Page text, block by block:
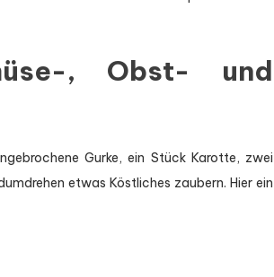
, Obst- und
Gurke, ein Stück Karotte, zwei
etwas Köstliches zaubern. Hier ein